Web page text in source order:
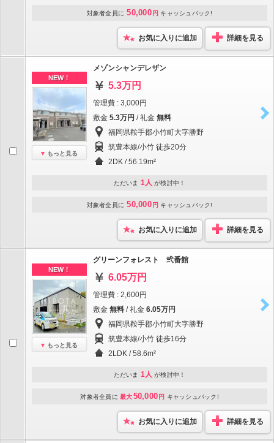
対象者全員に 50,000 円 キャッシュバック!
お気に入りに追加 詳細を見る
NEW！
もっと見る
メゾンシャンデレザン
5.3万円
管理費 : 3,000円
敷金 5.3万円 / 礼金 無料
福岡県鞍手郡小竹町大字勝野
筑豊本線/小竹 徒歩20分
2DK / 56.19m²
ただいま 1人 が検討中！
対象者全員に 50,000 円 キャッシュバック!
お気に入りに追加 詳細を見る
NEW！
もっと見る
グリーンフォレスト 弐番館
6.05万円
管理費 : 2,600円
敷金 無料 / 礼金 6.05万円
福岡県鞍手郡小竹町大字勝野
筑豊本線/小竹 徒歩16分
2LDK / 58.6m²
ただいま 1人 が検討中！
対象者全員に 最大50,000 円 キャッシュバック!
お気に入りに追加 詳細を見る